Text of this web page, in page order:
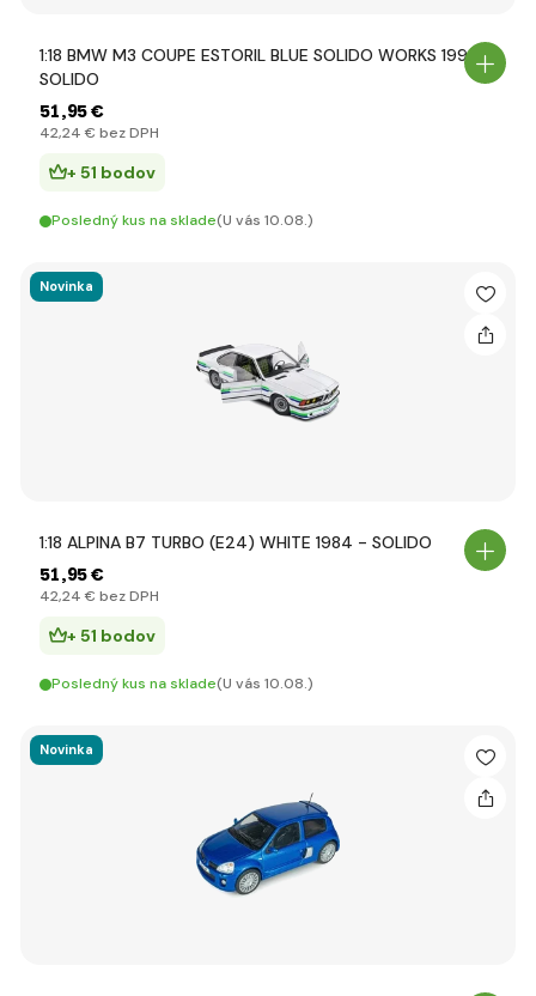
1:18 BMW M3 COUPE ESTORIL BLUE SOLIDO WORKS 1996
SOLIDO
51,95 €
42,24 € bez DPH
+ 51 bodov
Posledný kus na sklade(U vás 10.08.)
Novinka
1:18 ALPINA B7 TURBO (E24) WHITE 1984 - SOLIDO
51,95 €
42,24 € bez DPH
+ 51 bodov
Posledný kus na sklade(U vás 10.08.)
Novinka